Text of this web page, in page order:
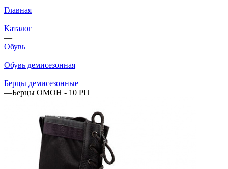
Главная
—
Каталог
—
Обувь
—
Обувь демисезонная
—
Берцы демисезонные
—Берцы ОМОН - 10 РП